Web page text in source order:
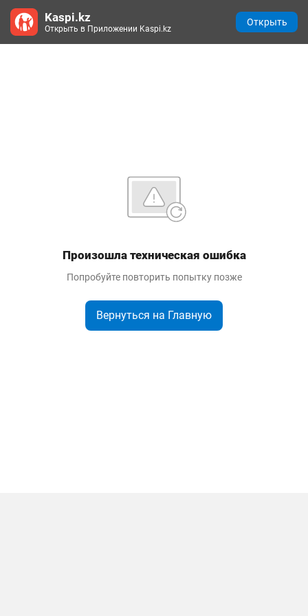
Произошла техническая ошибка
Попробуйте повторить попытку позже
Вернуться на Главную
Kaspi.kz
Открыть в Приложении Kaspi.kz
Открыть